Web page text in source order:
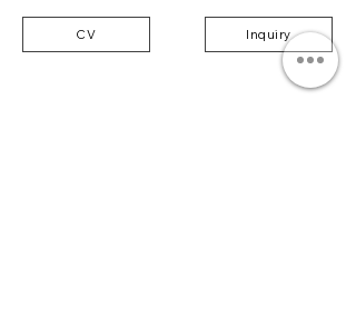
CV Inquiry